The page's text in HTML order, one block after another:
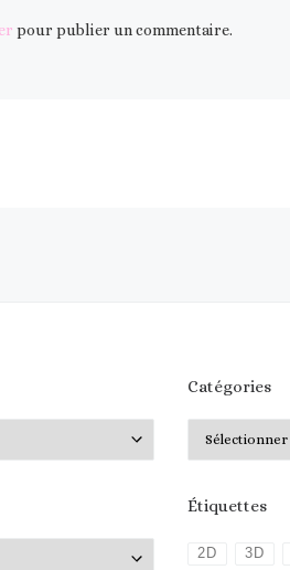
pour publier un commentaire.
Catégories
Étiquettes
2D 3D